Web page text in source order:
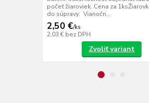
počeť žiaroviek. Cena za
do súpravy: Vianočn...
2,50 €/ks
2,03 € bez DPH
Zvoliť variant